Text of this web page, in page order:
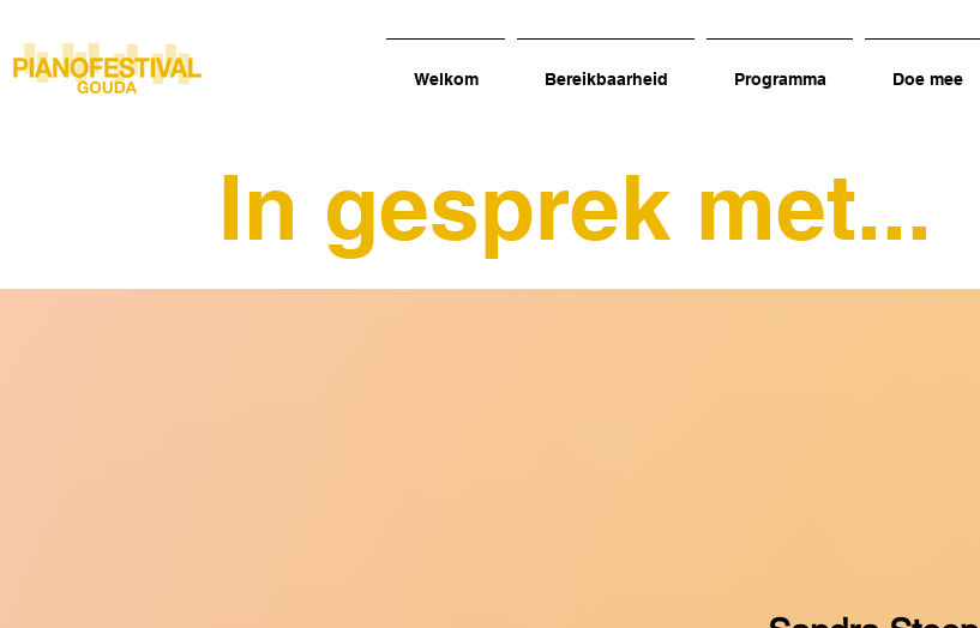
Welkom Bereikbaarheid Programma Doe mee
In gesprek met...